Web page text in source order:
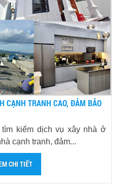
CẠNH TRANH CAO, ĐẢM BẢO
tìm kiếm dịch vụ xây nhà ở
cạnh tranh, đảm...
CHI TIẾT